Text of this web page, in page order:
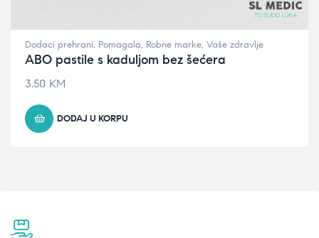
Dodaci prehrani, Pomagala, Robne marke, Vaše zdravlje
ABO pastile s kaduljom bez šećera
3.50 KM
DODAJ U KORPU